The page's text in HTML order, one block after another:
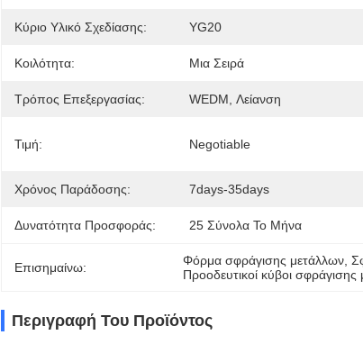
Κύριο Υλικό Σχεδίασης: YG20
Κοιλότητα: Μια Σειρά
Τρόπος Επεξεργασίας: WEDM, Λείανση
Τιμή: Negotiable
Χρόνος Παράδοσης: 7days-35days
Δυνατότητα Προσφοράς: 25 Σύνολα Το Μήνα
Επισημαίνω: Φόρμα σφράγισης μετάλλων ,
Προοδευτικοί κύβοι
Περιγραφή Του Προϊόντος